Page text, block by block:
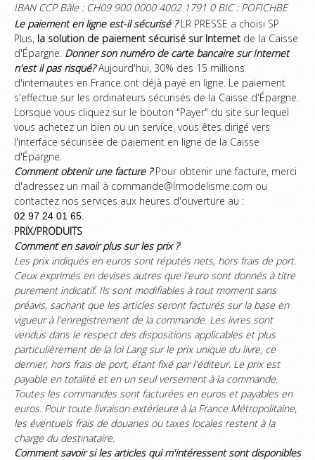
IBAN CCP Bâle : CH09 900 0000 4002 1791 0 BIC : POFICHBE
Le paiement en ligne est-il sécurisé ?LR PRESSE a choisi SP
Plus, la solution de paiement sécurisé sur Internet de la Caisse
d'Épargne. Donner son numéro de carte bancaire sur Internet
n'est il pas risqué?Aujourd'hui, 30% des 15 millions
d'internautes en France ont déjà payé en ligne. Le paiement
s'effectue sur les ordinateurs sécurisés de la Caisse d'Épargne.
Lorsque vous cliquez sur le bouton "Payer" du site sur lequel
vous achetez un bien ou un service, vous êtes dirigé vers
l'interface sécurisée de paiement en ligne de la Caisse
d'Épargne.
Comment obtenir une facture ?Pour obtenir une facture, merci
d'adressez un mail à commande@lrmodelisme.com ou
contactez nos services aux heures d'ouverture au :
02 97 24 01 65.
PRIX/PRODUITS
Comment en savoir plus sur les prix ?
Les prix indiqués en euros sont réputés nets, hors frais de port.
Ceux exprimés en devises autres que l'euro sont donnés à titre
purement indicatif. Ils sont modifiables à tout moment sans
préavis, sachant que les articles seront facturés sur la base en
vigueur à l'enregistrement de la commande. Les livres sont
vendus dans le respect des dispositions applicables et plus
particulièrement de la loi Lang sur le prix unique du livre, ce
dernier, hors frais de port, étant fixé par l'éditeur. Le prix est
payable en totalité et en un seul versement à la commande.
Toutes les commandes sont facturées en euros et payables en
euros. Pour toute livraison extérieure à la France Métropolitaine,
les éventuels frais de douanes ou taxes locales restent à la
charge du destinataire.
Comment savoir si les articles qui m'intéressent sont disponibles